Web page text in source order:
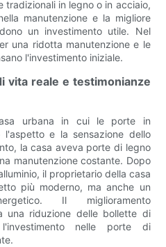
in legno o in acciaio,
manutenzione e la migliore
un investimento utile. Nel
una ridotta manutenzione e le
l'investimento iniziale.
vita reale e testimonianze
urbana in cui le porte in
l'aspetto e la sensazione dello
la casa aveva porte di legno
manutenzione costante. Dopo
il proprietario della casa
più moderno, ma anche un
Il miglioramento
una riduzione delle bollette di
l'investimento nelle porte di